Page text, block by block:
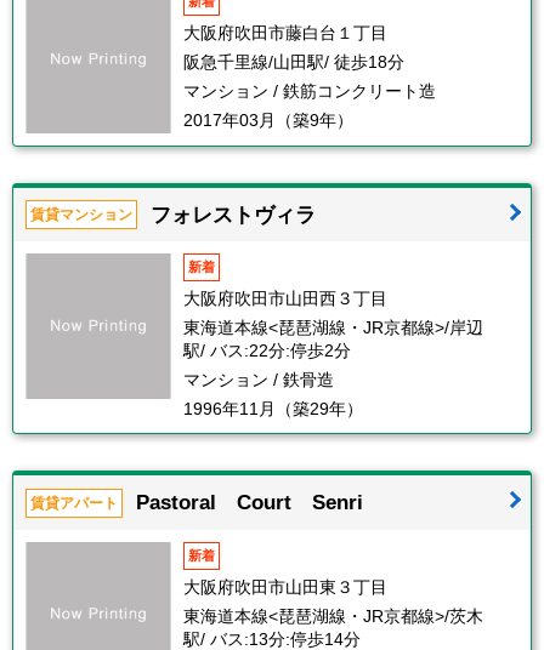
大阪府吹田市藤白台１丁目
阪急千里線/山田駅/ 徒歩18分
マンション / 鉄筋コンクリート造
2017年03月（築9年）
賃貸マンション フォレストヴィラ
新着
大阪府吹田市山田西３丁目
東海道本線<琵琶湖線・JR京都線>/岸辺
駅/ バス:22分:停歩2分
マンション / 鉄骨造
1996年11月（築29年）
賃貸アパート Pastoral Court Senri
新着
大阪府吹田市山田東３丁目
東海道本線<琵琶湖線・JR京都線>/茨木
駅/ バス:13分:停歩14分